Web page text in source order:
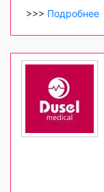
>>> Подробнее